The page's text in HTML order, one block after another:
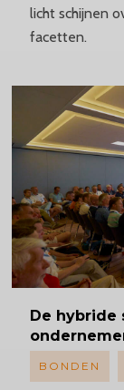
licht schijnen
facetten.
De hybride
BONDEN